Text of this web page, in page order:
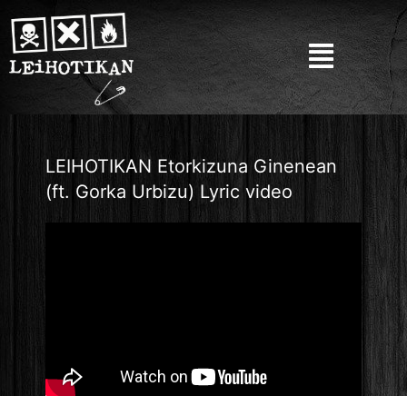
LEIHOTIKAN Etorkizuna Ginenean
(ft. Gorka Urbizu) Lyric video